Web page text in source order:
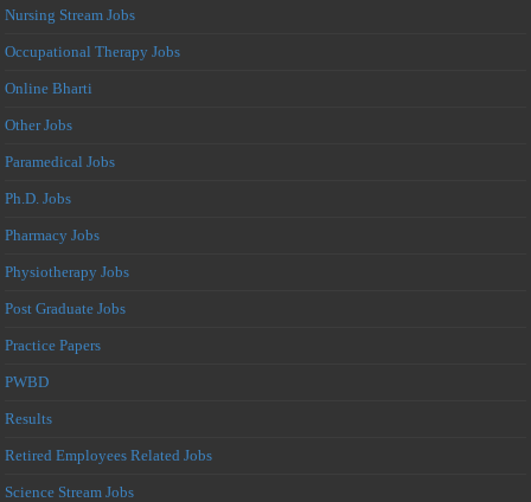
Nursing Stream Jobs
Occupational Therapy Jobs
Online Bharti
Other Jobs
Paramedical Jobs
Ph.D. Jobs
Pharmacy Jobs
Physiotherapy Jobs
Post Graduate Jobs
Practice Papers
PWBD
Results
Retired Employees Related Jobs
Science Stream Jobs